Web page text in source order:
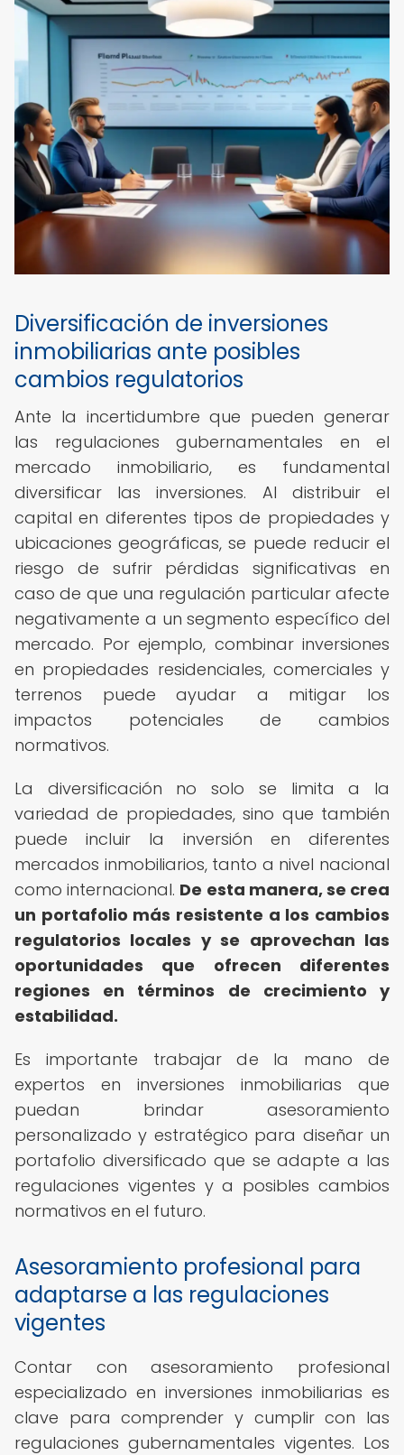
Diversificación de inversiones
inmobiliarias ante posibles
cambios regulatorios
Ante la incertidumbre que pueden generar
las regulaciones gubernamentales en el
mercado inmobiliario, es fundamental
diversificar las inversiones. Al distribuir el
capital en diferentes tipos de propiedades y
ubicaciones geográficas, se puede reducir el
riesgo de sufrir pérdidas significativas en
caso de que una regulación particular afecte
negativamente a un segmento específico del
mercado. Por ejemplo, combinar inversiones
en propiedades residenciales, comerciales y
terrenos puede ayudar a mitigar los
impactos potenciales de cambios
normativos.
La diversificación no solo se limita a la
variedad de propiedades, sino que también
puede incluir la inversión en diferentes
mercados inmobiliarios, tanto a nivel nacional
como internacional. De esta manera, se crea
un portafolio más resistente a los cambios
regulatorios locales y se aprovechan las
oportunidades que ofrecen diferentes
regiones en términos de crecimiento y
estabilidad.
Es importante trabajar de la mano de
expertos en inversiones inmobiliarias que
puedan brindar asesoramiento
personalizado y estratégico para diseñar un
portafolio diversificado que se adapte a las
regulaciones vigentes y a posibles cambios
normativos en el futuro.
Asesoramiento profesional para
adaptarse a las regulaciones
vigentes
Contar con asesoramiento profesional
especializado en inversiones inmobiliarias es
clave para comprender y cumplir con las
regulaciones gubernamentales vigentes. Los